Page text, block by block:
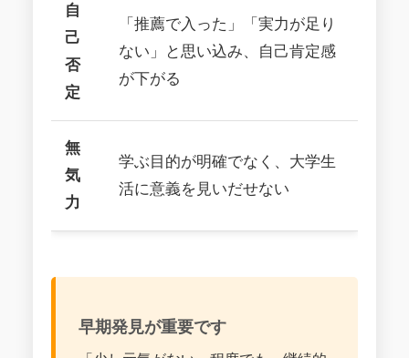
自
己
否
定
「推薦で入った」「実力が足り
ない」と思い込み、自己肯定感
が下がる
無
気
力
学ぶ目的が明確でなく、大学生
活に意義を見いだせない
早期発見が重要です